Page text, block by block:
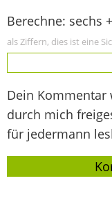
Berechne: sechs
als Ziffern, dies ist eine
Dein Kommentar
durch mich
für jedermann